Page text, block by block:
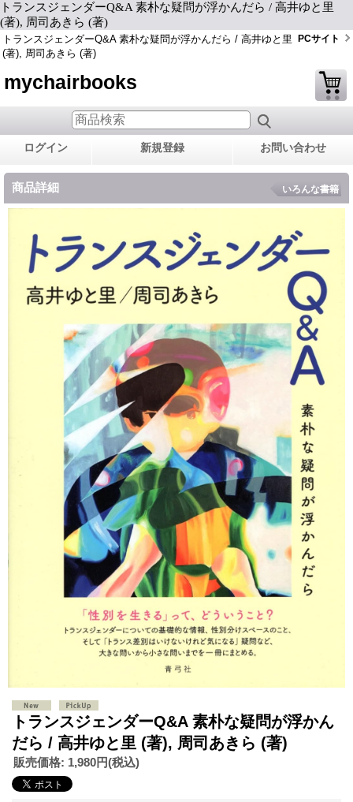
トランスジェンダーQ&A 素朴な疑問が浮かんだら / 高井ゆと里
(著), 周司あきら (著)
トランスジェンダーQ&A 素朴な疑問が浮かんだら / 高井ゆと里
(著), 周司あきら (著)
PCサイト
mychairbooks
ログイン 新規登録 お問い合わせ
商品詳細 いろんな書籍
トランスジェンダーQ&A 素朴な疑問が浮かん
だら / 高井ゆと里 (著), 周司あきら (著)
販売価格: 1,980円(税込)